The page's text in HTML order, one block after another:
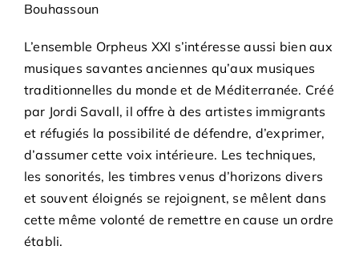
Bouhassoun
L’ensemble Orpheus XXI s’intéresse aussi bien aux
musiques savantes anciennes qu’aux musiques
traditionnelles du monde et de Méditerranée. Créé
par Jordi Savall, il offre à des artistes immigrants
et réfugiés la possibilité de défendre, d’exprimer,
d’assumer cette voix intérieure. Les techniques,
les sonorités, les timbres venus d’horizons divers
et souvent éloignés se rejoignent, se mêlent dans
cette même volonté de remettre en cause un ordre
établi.